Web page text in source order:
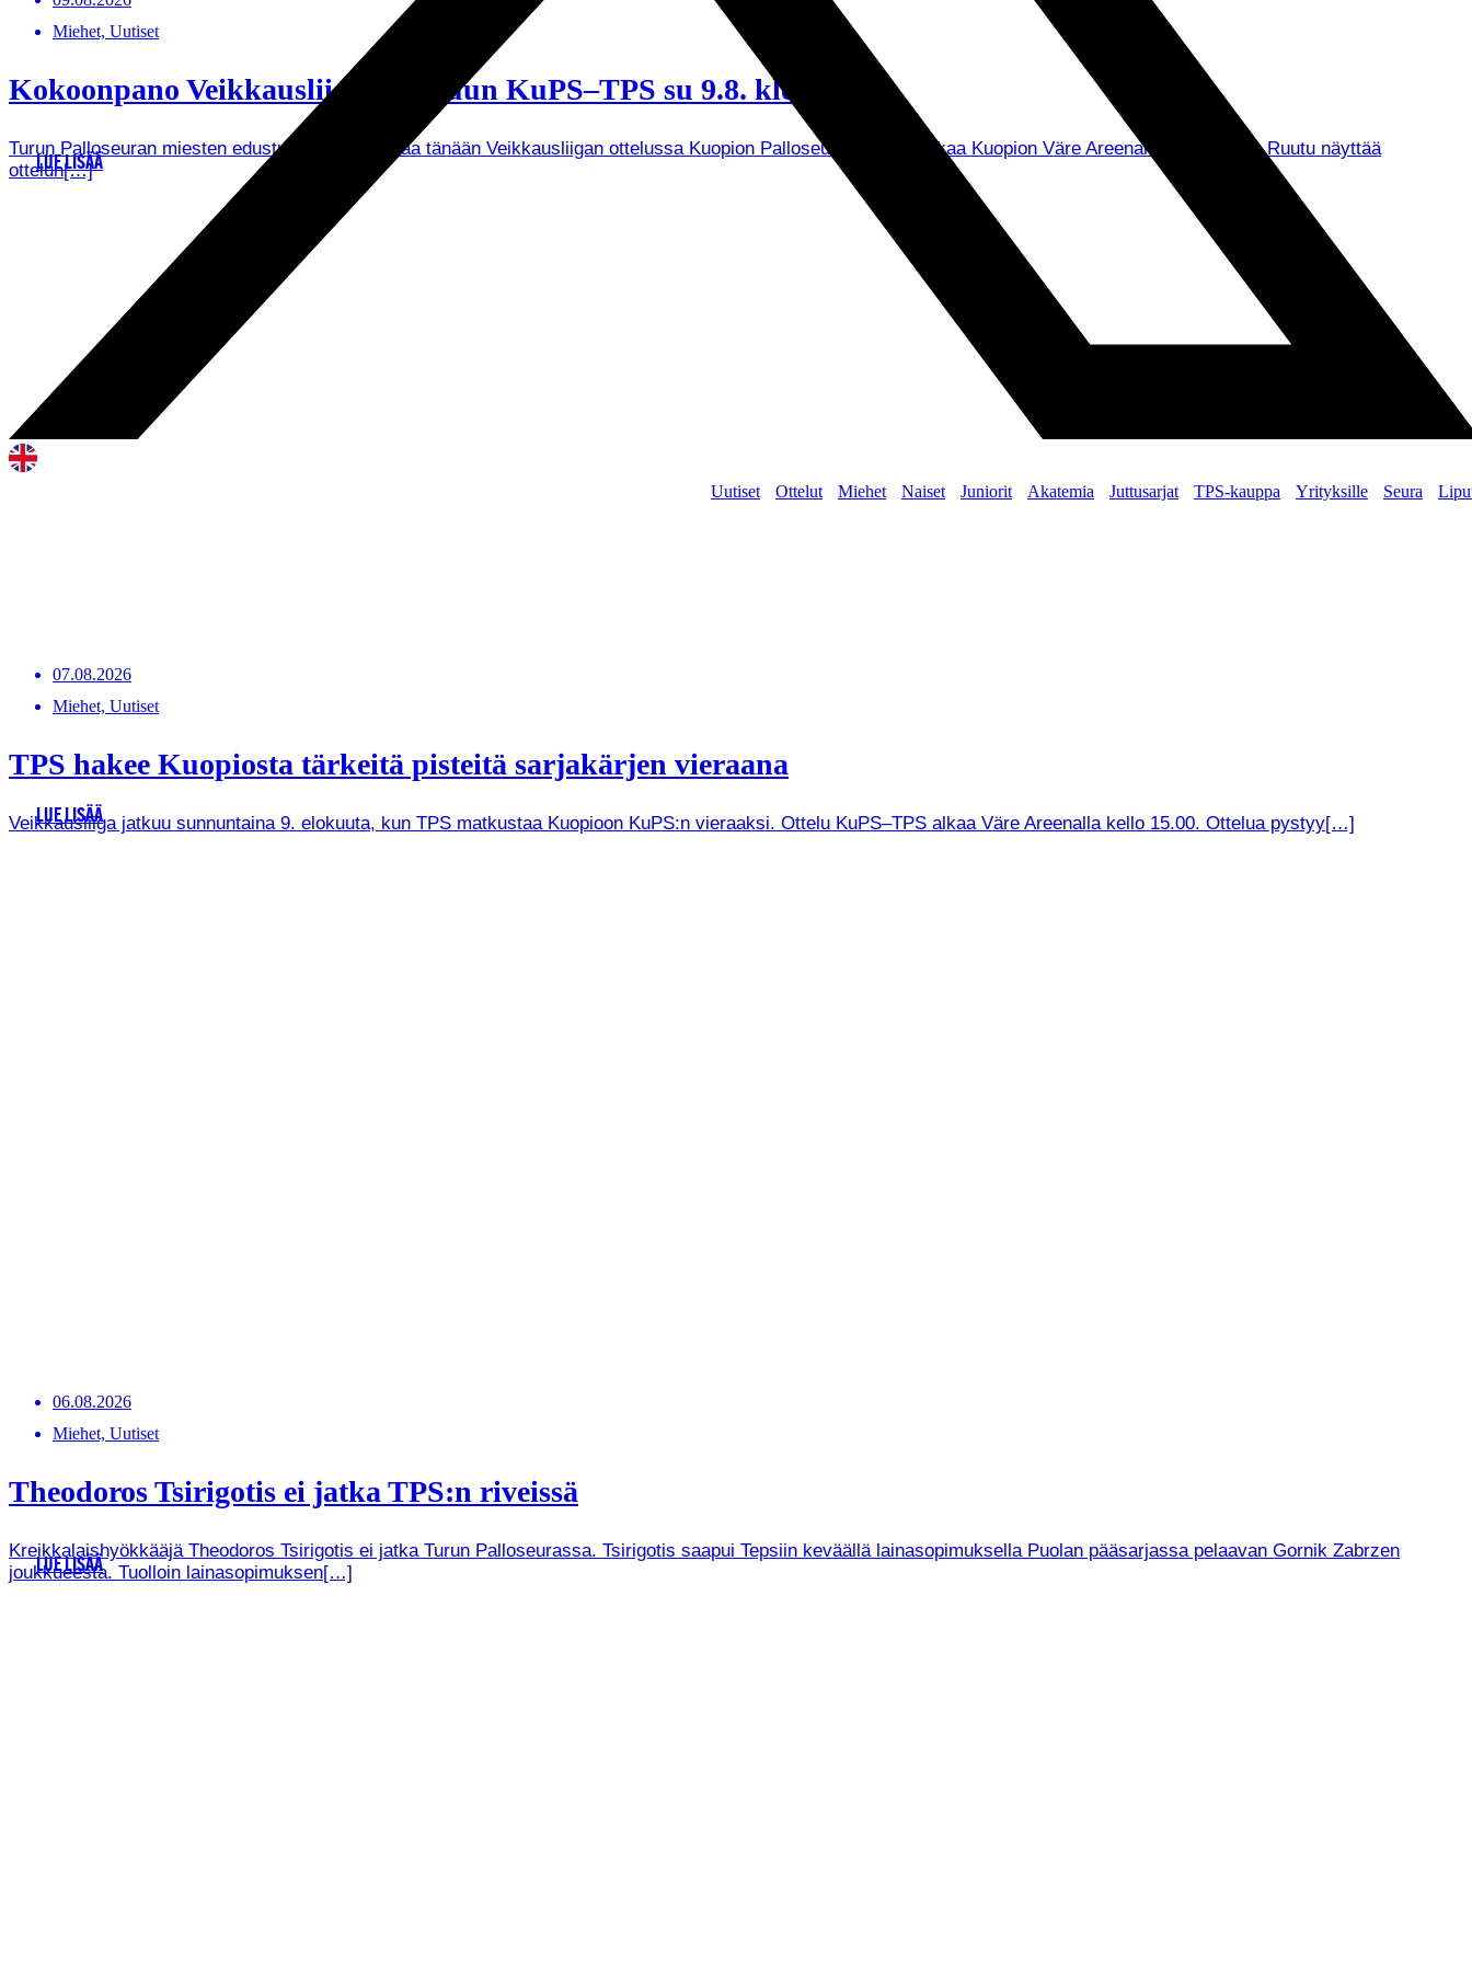
Uutiset Ottelut Miehet Naiset Juniorit Akatemia Juttusarjat TPS-kauppa Yrityksille Seura
Miehet, Uutiset
Kokoonpano Veikkausliigan otteluun KuPS–TPS su 9.8. klo 15.00
Turun Palloseuran miesten edustusjoukkue kohtaa tänään Veikkausliigan ottelussa Kuopion Palloseuran. Ottelu alkaa Kuopion Väre Areenalla kello 15.00. Ruutu näyttää
ottelun[…]
LUE LISÄÄ
07.08.2026
Miehet, Uutiset
TPS hakee Kuopiosta tärkeitä pisteitä sarjakärjen vieraana
Veikkausliiga jatkuu sunnuntaina 9. elokuuta, kun TPS matkustaa Kuopioon KuPS:n vieraaksi. Ottelu KuPS–TPS alkaa Väre Areenalla kello 15.00. Ottelua pystyy[…]
LUE LISÄÄ
06.08.2026
Miehet, Uutiset
Theodoros Tsirigotis ei jatka TPS:n riveissä
Kreikkalaishyökkääjä Theodoros Tsirigotis ei jatka Turun Palloseurassa. Tsirigotis saapui Tepsiin keväällä lainasopimuksella Puolan pääsarjassa pelaavan Gornik Zabrzen
joukkueesta. Tuolloin lainasopimuksen[…]
LUE LISÄÄ